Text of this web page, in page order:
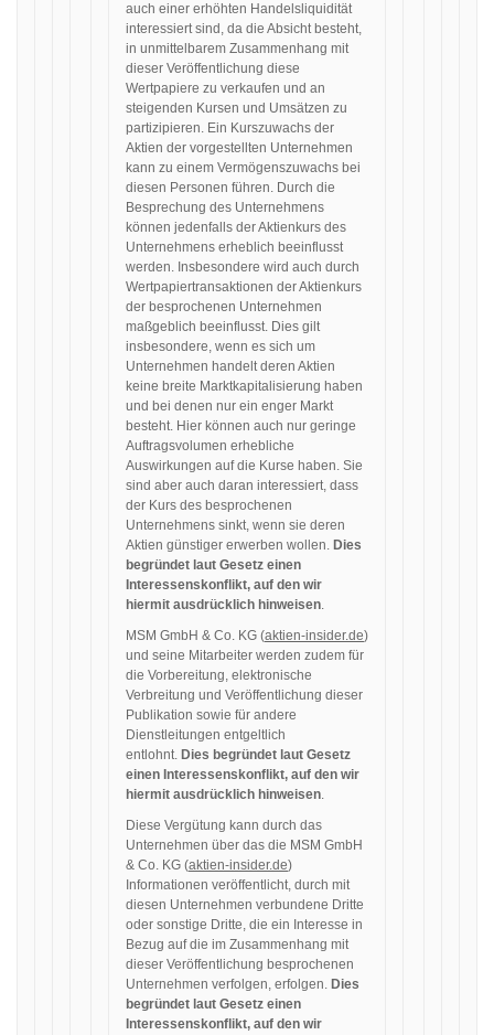
auch einer erhöhten Handelsliquidität
interessiert sind, da die Absicht besteht,
in unmittelbarem Zusammenhang mit
dieser Veröffentlichung diese
Wertpapiere zu verkaufen und an
steigenden Kursen und Umsätzen zu
partizipieren. Ein Kurszuwachs der
Aktien der vorgestellten Unternehmen
kann zu einem Vermögenszuwachs bei
diesen Personen führen. Durch die
Besprechung des Unternehmens
können jedenfalls der Aktienkurs des
Unternehmens erheblich beeinflusst
werden. Insbesondere wird auch durch
Wertpapiertransaktionen der Aktienkurs
der besprochenen Unternehmen
maßgeblich beeinflusst. Dies gilt
insbesondere, wenn es sich um
Unternehmen handelt deren Aktien
keine breite Marktkapitalisierung haben
und bei denen nur ein enger Markt
besteht. Hier können auch nur geringe
Auftragsvolumen erhebliche
Auswirkungen auf die Kurse haben. Sie
sind aber auch daran interessiert, dass
der Kurs des besprochenen
Unternehmens sinkt, wenn sie deren
Aktien günstiger erwerben wollen. Dies
begründet laut Gesetz einen
Interessenskonflikt, auf den wir
hiermit ausdrücklich hinweisen.
MSM GmbH & Co. KG (aktien-insider.de)
und seine Mitarbeiter werden zudem für
die Vorbereitung, elektronische
Verbreitung und Veröffentlichung dieser
Publikation sowie für andere
Dienstleitungen entgeltlich
entlohnt. Dies begründet laut Gesetz
einen Interessenskonflikt, auf den wir
hiermit ausdrücklich hinweisen.
Diese Vergütung kann durch das
Unternehmen über das die MSM GmbH
& Co. KG (aktien-insider.de)
Informationen veröffentlicht, durch mit
diesen Unternehmen verbundene Dritte
oder sonstige Dritte, die ein Interesse in
Bezug auf die im Zusammenhang mit
dieser Veröffentlichung besprochenen
Unternehmen verfolgen, erfolgen. Dies
begründet laut Gesetz einen
Interessenskonflikt, auf den wir